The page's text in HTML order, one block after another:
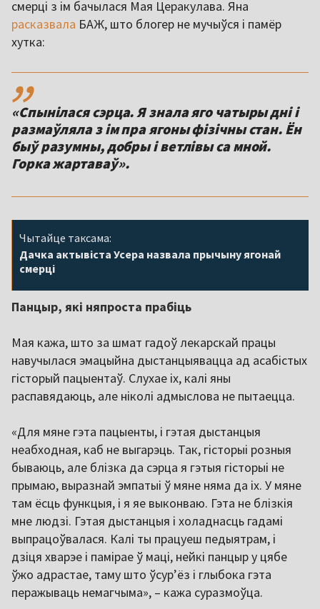
смерці з ім бачылася Мая Церакулава. Яна
расказвала БАЖ, што блогер не мучыўся і памёр
хутка:
,,
«Спынілася сэрца. Я знала яго чатыры дні і
размаўляла з ім пра ягоны фізічны стан. Ён
быў разумны, добры і ветлівы са мной.
Горка жартаваў».
Чытайце таксама:
Дачка актывіста Усера назвала прычыну ягонай
смерці
Панцыр, які няпроста прабіць
Мая кажа, што за шмат гадоў лекарскай працы
навучылася эмацыйна дыстанцыявацца ад асабістых
гісторый пацыентаў. Слухае іх, калі яны
распавядаюць, але ніколі адмыслова не пытаецца.
«Для мяне гэта пацыенты, і гэтая дыстанцыя
неабходная, каб не выгарэць. Так, гісторыі розныя
бываюць, але блізка да сэрца я гэтыя гісторыі не
прымаю, выразнай эмпатыі ў мяне няма да іх. У мяне
там ёсць функцыя, і я яе выконваю. Гэта не блізкія
мне людзі. Гэтая дыстанцыя і холаднасць гадамі
выпрацоўвалася. Калі ты працуеш педыятрам, і
дзіця хварэе і памірае ў маці, нейкі панцыр у цябе
ўжо адрастае, таму што ўсур’ёз і глыбока гэта
перажываць немагчыма», – кажа суразмоўца.